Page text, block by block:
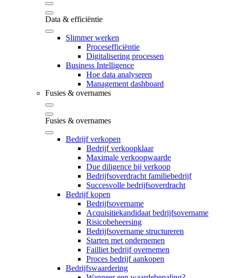
Data & efficiëntie
Slimmer werken
Procesefficiëntie
Digitalisering processen
Business Intelligence
Hoe data analyseren
Management dashboard
Fusies & overnames
Fusies & overnames
Bedrijf verkopen
Bedrijf verkoopklaar
Maximale verkoopwaarde
Due diligence bij verkoop
Bedrijfsoverdracht familiebedrijf
Succesvolle bedrijfsoverdracht
Bedrijf kopen
Bedrijfsovername
Acquisitiekandidaat bedrijfsovername
Risicobeheersing
Bedrijfsovername structureren
Starten met ondernemen
Failliet bedrijf overnemen
Proces bedrijf aankopen
Bedrijfswaardering